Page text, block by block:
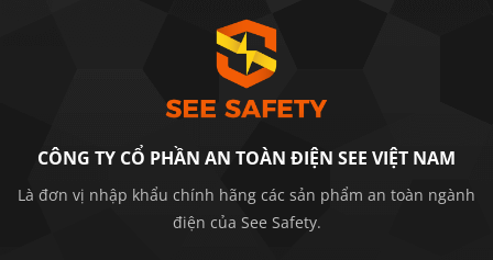
CÔNG TY CỔ PHẦN AN TOÀN ĐIỆN SEE VIỆT NAM
Là đơn vị nhập khẩu chính hãng các sản phẩm an toàn ngành
điện của See Safety.